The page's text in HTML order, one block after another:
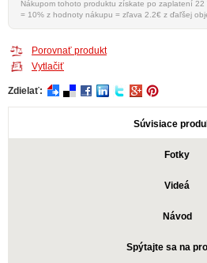
= 10% z hodnoty nákupu = zľava 2.2€ z ďaľšej
Porovnať produkt
Vytlačiť
Zdielať:
Súvisiace
Fotky
Videá
Návod
Spýtajte sa na